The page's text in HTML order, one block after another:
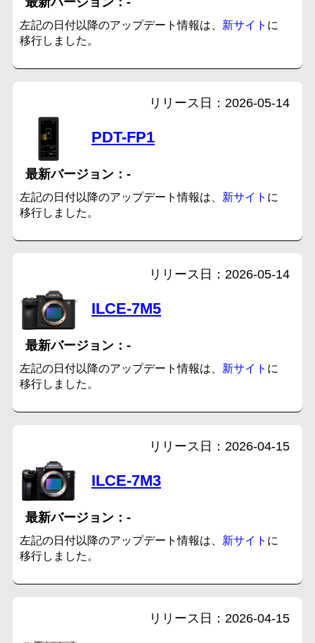
左記の日付以降のアップデート情報は、 新サイト に
移行しました。
PDT-FP1
-
2026-05-14
左記の日付以降のアップデート情報は、 新サイト に
移行しました。
ILCE-7M5
-
2026-05-14
左記の日付以降のアップデート情報は、 新サイト に
移行しました。
ILCE-7M3
-
2026-04-15
左記の日付以降のアップデート情報は、 新サイト に
移行しました。
2026-04-15